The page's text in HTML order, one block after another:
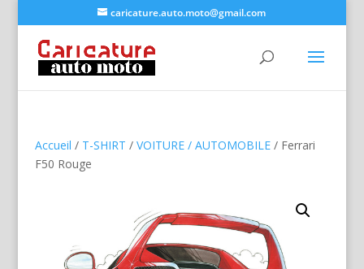
caricature.auto.moto@gmail.com
Accueil / T-SHIRT / VOITURE / AUTOMOBILE/ Ferrari
F50 Rouge